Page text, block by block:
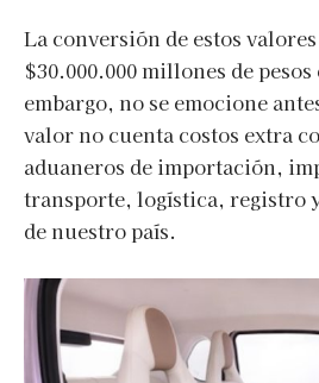
La conversión de estos
$30.000.000 millones de
embargo, no se emocione
valor no cuenta costos extra
aduaneros de importación,
transporte, logística, registro
de nuestro país.